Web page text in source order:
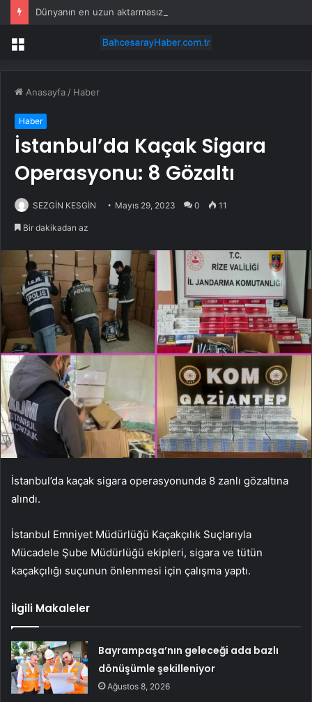
Menü
Anasayfa / Haber
Haber
İstanbul’da Kaçak Sigara
Operasyonu: 8 Gözaltı
SEZGİN KESGİN Mayıs 29, 2023 0 11
Bir dakikadan az
İstanbul’da kaçak sigara operasyonunda 8 zanlı gözaltına
alındı.
İstanbul Emniyet Müdürlüğü Kaçakçılık Suçlarıyla
Mücadele Şube Müdürlüğü ekipleri, sigara ve tütün
kaçakçılığı suçunun önlenmesi için çalışma yaptı.
İlgili Makaleler
Bayrampaşa’nın geleceği ada bazlı
dönüşümle şekilleniyor
Ağustos 8, 2026